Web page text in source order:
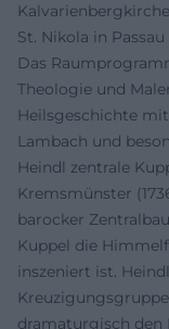
St. Nikola in
Das
Theologie und
Heilsgeschichte
Lambach und
Heindl zentrale
Kremsmünster
barocker
Kuppel die
inszeniert ist.
dramaturgisch den